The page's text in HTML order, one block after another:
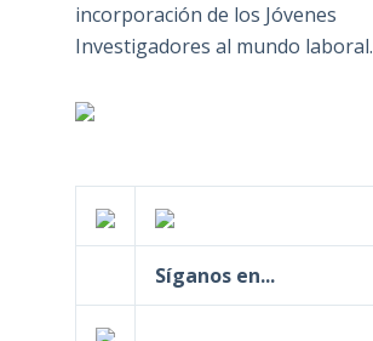
incorporación de los Jóvenes
Investigadores al mundo laboral.
Síganos en...